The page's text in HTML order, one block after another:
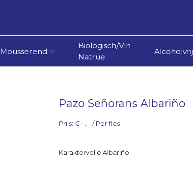
Mousserend
Biologisch/Vin
Natrue
Alcoholvrij
Pazo Señorans Albariño
Prijs: €--,-- / Per fles
Karaktervolle Albariño